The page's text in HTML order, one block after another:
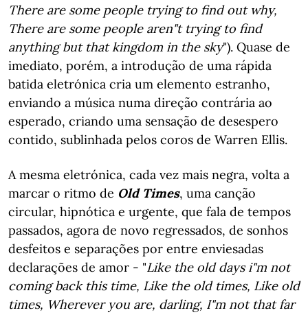
There are some people trying to find out why,
There are some people aren"t trying to find
anything but that kingdom in the sky"). Quase de
imediato, porém, a introdução de uma rápida
batida eletrónica cria um elemento estranho,
enviando a música numa direção contrária ao
esperado, criando uma sensação de desespero
contido, sublinhada pelos coros de Warren Ellis.
A mesma eletrónica, cada vez mais negra, volta a
marcar o ritmo de Old Times, uma canção
circular, hipnótica e urgente, que fala de tempos
passados, agora de novo regressados, de sonhos
desfeitos e separações por entre enviesadas
declarações de amor - "Like the old days i"m not
coming back this time, Like the old times, Like old
times, Wherever you are, darling, I"m not that far